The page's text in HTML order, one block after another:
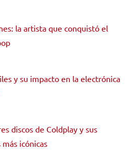
la artista que conquistó el
y su impacto en la electrónica
discos de Coldplay y sus
más icónicas